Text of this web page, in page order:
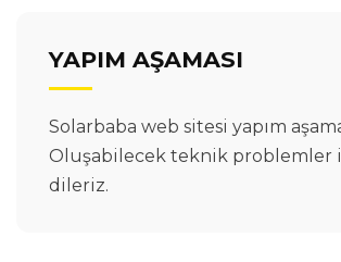
YAPIM AŞAMASI
Solarbaba web sitesi yapım
Oluşabilecek teknik problemler
dileriz.